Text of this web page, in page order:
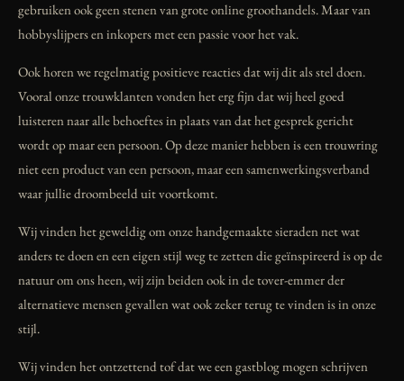
gebruiken ook geen stenen van grote online groothandels. Maar van
hobbyslijpers en inkopers met een passie voor het vak.
Ook horen we regelmatig positieve reacties dat wij dit als stel doen.
Vooral onze trouwklanten vonden het erg fijn dat wij heel goed
luisteren naar alle behoeftes in plaats van dat het gesprek gericht
wordt op maar een persoon. Op deze manier hebben is een trouwring
niet een product van een persoon, maar een samenwerkingsverband
waar jullie droombeeld uit voortkomt.
Wij vinden het geweldig om onze handgemaakte sieraden net wat
anders te doen en een eigen stijl weg te zetten die geïnspireerd is op de
natuur om ons heen, wij zijn beiden ook in de tover-emmer der
alternatieve mensen gevallen wat ook zeker terug te vinden is in onze
stijl.
Wij vinden het ontzettend tof dat we een gastblog mogen schrijven